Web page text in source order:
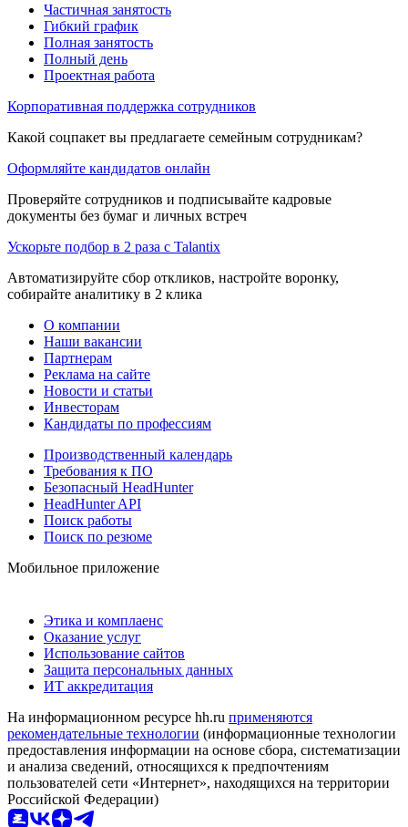
Частичная занятость
Гибкий график
Полная занятость
Полный день
Проектная работа
Корпоративная поддержка сотрудников
Какой соцпакет вы предлагаете семейным сотрудникам?
Оформляйте кандидатов онлайн
Проверяйте сотрудников и подписывайте кадровые
документы без бумаг и личных встреч
Ускорьте подбор в 2 раза с Talantix
Автоматизируйте сбор откликов, настройте воронку,
собирайте аналитику в 2 клика
О компании
Наши вакансии
Партнерам
Реклама на сайте
Новости и статьи
Инвесторам
Кандидаты по профессиям
Производственный календарь
Требования к ПО
Безопасный HeadHunter
HeadHunter API
Поиск работы
Поиск по резюме
Мобильное приложение
Этика и комплаенс
Оказание услуг
Использование сайтов
Защита персональных данных
ИТ аккредитация
На информационном ресурсе hh.ru применяются
рекомендательные технологии (информационные технологии
предоставления информации на основе сбора, систематизации
и анализа сведений, относящихся к предпочтениям
пользователей сети «Интернет», находящихся на территории
Российской Федерации)